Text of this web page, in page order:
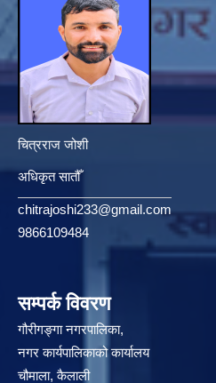
चित्रराज जोशी
अधिकृत सातौँ
chitrajoshi233@gmail.com
9866109484
सम्पर्क विवरण
गौरीगङ्गा नगरपालिका,
नगर कार्यपालिकाको कार्यालय
चौमाला, कैलाली